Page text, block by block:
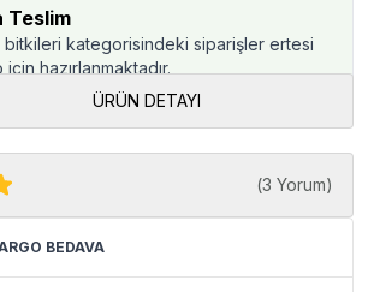
Teslim
bitkileri kategorisindeki siparişler ertesi
hazırlanmaktadır.
ÜRÜN DETAYI
(3 Yorum)
BEDAVA